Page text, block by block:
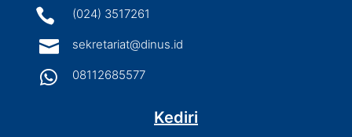
 (024) 3517261
 sekretariat@dinus.id
 08112685577
Kediri